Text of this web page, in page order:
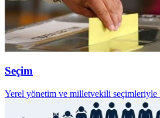
Seçim
Yerel yönetim ve milletvekili seçimleriyle